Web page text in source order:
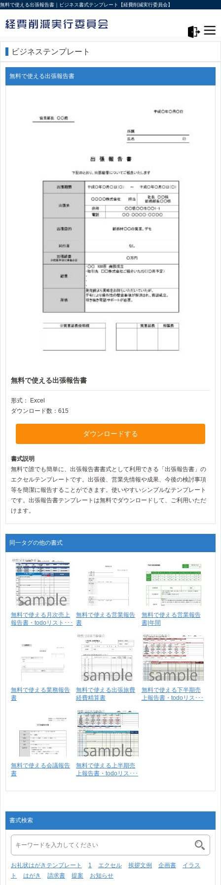
無料で使える出張報告書｜ビジネス書式テンプレート【経費削減実行委員会】
ビジネステンプレート
無料で使える出張報告書
無料で使える出張報告書
形式：
Excel
ダウンロード数：615
ダウンロードする
書式説明
無料で誰でも簡単に、出張報告書書式として利用できる「出張報告書」の
エクセルテンプレートです。出張後、営業先情報や成果、今後の検討事項
等を簡潔に報告することができます。使いやすいシンプルなテンプレート
です。出張報告書テンプレートは無料でダウンロードして、ご利用いただ
けます。
同一タグの他の書式
無料で使える月次売上
報告書・todoリスト･･･
無料で使える営業報告
書
無料で使える営業報告
書|年間
無料で使える業務報告
書
無料で使える出張旅費
経費精算書
無料で使える下半期売
上報告書・todoリス･･･
無料で使える会議報告
書
無料で使える上半期売
上報告書・todoリス･･･
書式検索
お礼状はがきテンプレート 1 エクセル 挨拶文例 企画書
イラス
ト
はがき 請求書 提案 お知らせ